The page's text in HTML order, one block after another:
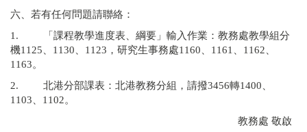
六、若有任何問題請聯絡：
1. 「課程教學進度表、綱要」輸入作業：教務處教學組分
機1125、1130、1123，研究生事務處1160、1161、1162、
1163。
2. 北港分部課表：北港教務分組，請撥3456轉1400、
1103、1102。
教務處 敬啟